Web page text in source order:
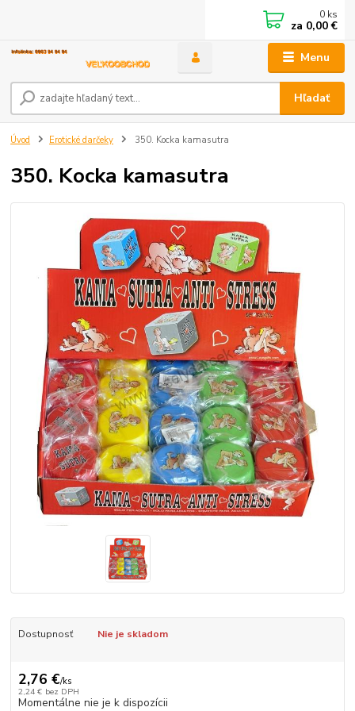
Menu
Hľadať
0 ks
za 0,00 €
Úvod Erotické darčeky 350. Kocka kamasutra
350. Kocka kamasutra
Dostupnosť Nie je skladom
2,76 €/ks
2,24 € bez DPH
Momentálne nie je k dispozícii